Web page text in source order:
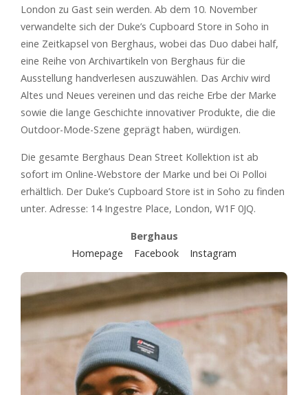
London zu Gast sein werden. Ab dem 10. November
verwandelte sich der Duke’s Cupboard Store in Soho in
eine Zeitkapsel von Berghaus, wobei das Duo dabei half,
eine Reihe von Archivartikeln von Berghaus für die
Ausstellung handverlesen auszuwählen. Das Archiv wird
Altes und Neues vereinen und das reiche Erbe der Marke
sowie die lange Geschichte innovativer Produkte, die die
Outdoor-Mode-Szene geprägt haben, würdigen.
Die gesamte Berghaus Dean Street Kollektion ist ab
sofort im Online-Webstore der Marke und bei Oi Polloi
erhältlich. Der Duke’s Cupboard Store ist in Soho zu finden
unter. Adresse: 14 Ingestre Place, London, W1F 0JQ.
Berghaus
Homepage
Facebook Instagram